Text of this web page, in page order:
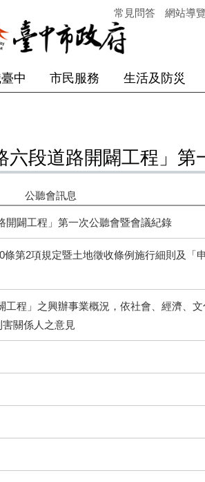
常見問答 網站導
中 市民服務 生活及防災
段道路開闢工程」第
公聽會訊息
開闢工程」第一次公聽會暨會議紀錄
第2項規定暨土地徵收條例施行細則及「
程」之興辦事業概況，依社會、經濟、
關係人之意見